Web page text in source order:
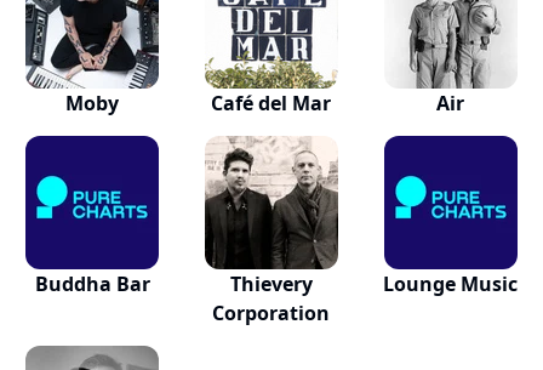
Moby Café del Mar Air
Buddha Bar
Thievery
Corporation
Lounge Music